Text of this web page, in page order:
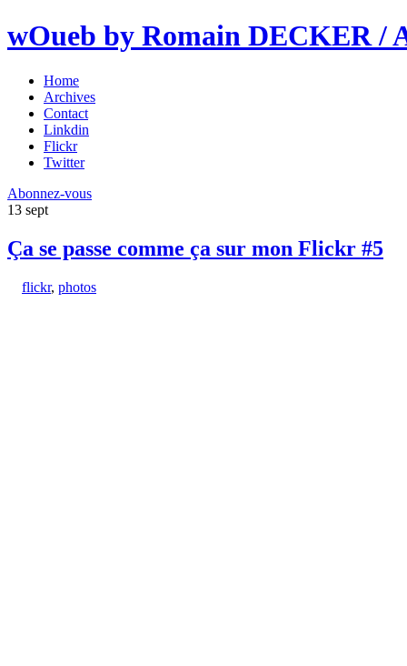
wOueb by Romain DECKER /
Home
Archives
Contact
Linkdin
Flickr
Twitter
Abonnez-vous
13 sept
Ça se passe comme ça sur mon Flickr #5
flickr, photos